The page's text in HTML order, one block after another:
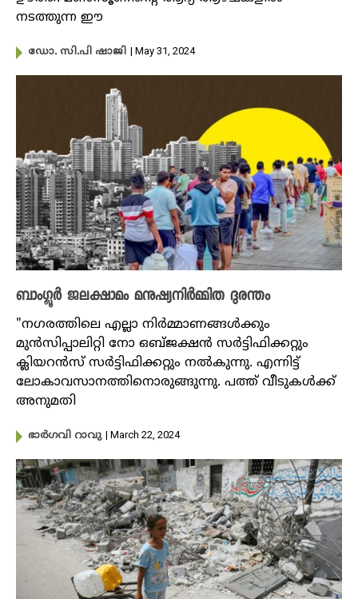
നടത്തുന്ന ഈ
ഡോ. സി.പി ഷാജി | May 31, 2024
ബാംഗ്ലൂർ ജലക്ഷാമം മനുഷ്യനിർമ്മിത ദുരന്തം
"നഗരത്തിലെ എല്ലാ നിർമ്മാണങ്ങൾക്കും
മുൻസിപ്പാലിറ്റി നോ ഒബ്ജക്ഷൻ സർട്ടിഫിക്കറ്റും
ക്ലിയറൻസ് സർട്ടിഫിക്കറ്റും നൽകുന്നു. എന്നിട്ട്
ലോകാവസാനത്തിനൊരുങ്ങുന്നു. പത്ത് വീടുകൾക്ക്
അനുമതി
ഭാർ​ഗവി റാവു | March 22, 2024